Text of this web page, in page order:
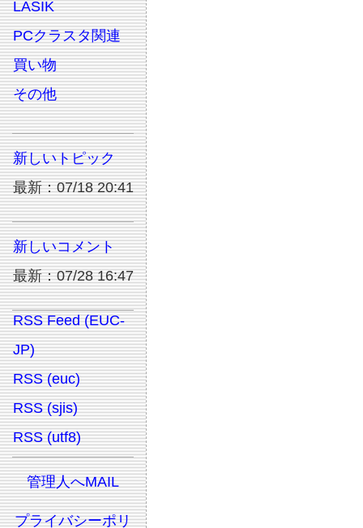
LASIK
PCクラスタ関連
買い物
その他
新しいトピック
最新：07/18 20:41
新しいコメント
最新：07/28 16:47
RSS Feed (EUC-
JP)
RSS (euc)
RSS (sjis)
RSS (utf8)
管理人へMAIL
プライバシーポリ